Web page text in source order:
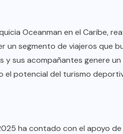
Oceanman en el Caribe,
un segmento de viajeros que
y sus acompañantes genere
el potencial del turismo
ha contado con el apoyo